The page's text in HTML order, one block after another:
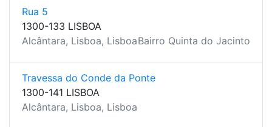
Rua 5
1300-133 LISBOA
Alcântara, Lisboa, LisboaBairro Quinta do Jacinto
Travessa do Conde da Ponte
1300-141 LISBOA
Alcântara, Lisboa, Lisboa